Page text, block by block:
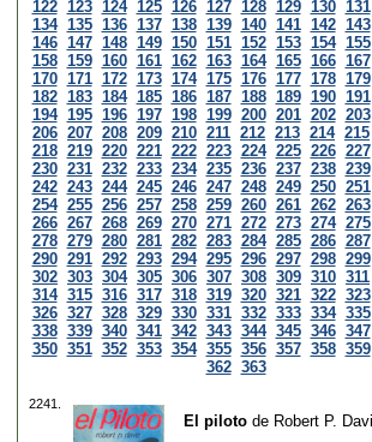
122 123 124 125 126 127 128 129 130 131
134 135 136 137 138 139 140 141 142 143
146 147 148 149 150 151 152 153 154 155
158 159 160 161 162 163 164 165 166 167
170 171 172 173 174 175 176 177 178 179
182 183 184 185 186 187 188 189 190 191
194 195 196 197 198 199 200 201 202 203
206 207 208 209 210 211 212 213 214 215
218 219 220 221 222 223 224 225 226 227
230 231 232 233 234 235 236 237 238 239
242 243 244 245 246 247 248 249 250 251
254 255 256 257 258 259 260 261 262 263
266 267 268 269 270 271 272 273 274 275
278 279 280 281 282 283 284 285 286 287
290 291 292 293 294 295 296 297 298 299
302 303 304 305 306 307 308 309 310 311
314 315 316 317 318 319 320 321 322 323
326 327 328 329 330 331 332 333 334 335
338 339 340 341 342 343 344 345 346 347
350 351 352 353 354 355 356 357 358 359
362 363
2241.
El piloto de Robert P.